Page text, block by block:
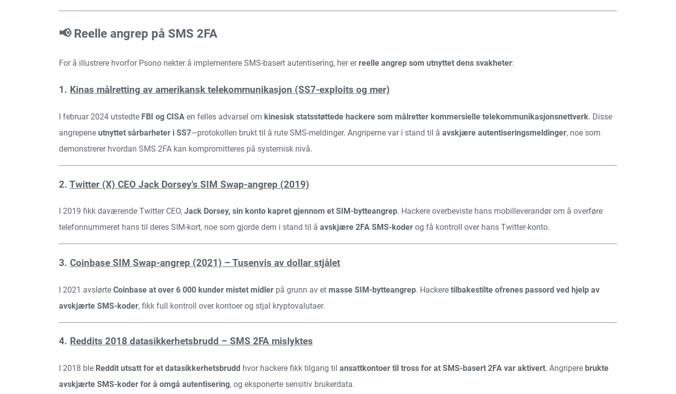
📢 Reelle angrep på SMS 2FA
For å illustrere hvorfor Psono nekter å implementere SMS-basert autentisering, her er reelle angrep som utnyttet dens svakheter:
1. Kinas målretting av amerikansk telekommunikasjon (SS7-exploits og mer)
I februar 2024 utstedte FBI og CISA en felles advarsel om kinesisk statsstøttede hackere som målretter kommersielle telekommunikasjonsnettverk. Disse
angrepene utnyttet sårbarheter i SS7—protokollen brukt til å rute SMS-meldinger. Angriperne var i stand til å avskjære autentiseringsmeldinger, noe som
demonstrerer hvordan SMS 2FA kan kompromitteres på systemisk nivå.
2. Twitter (X) CEO Jack Dorsey's SIM Swap-angrep (2019)
I 2019 fikk daværende Twitter CEO, Jack Dorsey, sin konto kapret gjennom et SIM-bytteangrep. Hackere overbeviste hans mobilleverandør om å overføre
telefonnummeret hans til deres SIM-kort, noe som gjorde dem i stand til å avskjære 2FA SMS-koder og få kontroll over hans Twitter-konto.
3. Coinbase SIM Swap-angrep (2021) – Tusenvis av dollar stjålet
I 2021 avslørte Coinbase at over 6 000 kunder mistet midler på grunn av et masse SIM-bytteangrep. Hackere tilbakestilte ofrenes passord ved hjelp av
avskjærte SMS-koder, fikk full kontroll over kontoer og stjal kryptovalutaer.
4. Reddits 2018 datasikkerhetsbrudd – SMS 2FA mislyktes
I 2018 ble Reddit utsatt for et datasikkerhetsbrudd hvor hackere fikk tilgang til ansattkontoer til tross for at SMS-basert 2FA var aktivert. Angripere brukte
avskjærte SMS-koder for å omgå autentisering, og eksponerte sensitiv brukerdata.